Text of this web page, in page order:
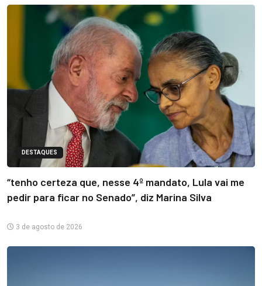
DESTAQUES
“tenho certeza que, nesse 4º mandato, Lula vai me
pedir para ficar no Senado”, diz Marina Silva
3 de agosto de 2026